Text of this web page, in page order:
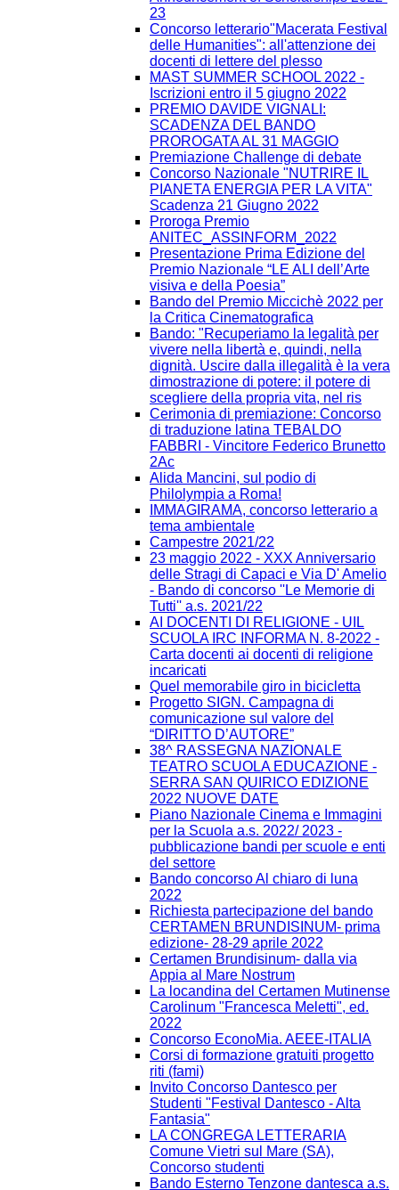
23
Concorso letterario"Macerata Festival
delle Humanities": all'attenzione dei
docenti di lettere del plesso
MAST SUMMER SCHOOL 2022 -
Iscrizioni entro il 5 giugno 2022
PREMIO DAVIDE VIGNALI:
SCADENZA DEL BANDO
PROROGATA AL 31 MAGGIO
Premiazione Challenge di debate
Concorso Nazionale "NUTRIRE IL
PIANETA ENERGIA PER LA VITA"
Scadenza 21 Giugno 2022
Proroga Premio
ANITEC_ASSINFORM_2022
Presentazione Prima Edizione del
Premio Nazionale “LE ALI dell’Arte
visiva e della Poesia”
Bando del Premio Miccichè 2022 per
la Critica Cinematografica
Bando: "Recuperiamo la legalità per
vivere nella libertà e, quindi, nella
dignità. Uscire dalla illegalità è la vera
dimostrazione di potere: il potere di
scegliere della propria vita, nel ris
Cerimonia di premiazione: Concorso
di traduzione latina TEBALDO
FABBRI - Vincitore Federico Brunetto
2Ac
Alida Mancini, sul podio di
Philolympia a Roma!
IMMAGIRAMA, concorso letterario a
tema ambientale
Campestre 2021/22
23 maggio 2022 - XXX Anniversario
delle Stragi di Capaci e Via D' Amelio
- Bando di concorso ''Le Memorie di
Tutti'' a.s. 2021/22
AI DOCENTI DI RELIGIONE - UIL
SCUOLA IRC INFORMA N. 8-2022 -
Carta docenti ai docenti di religione
incaricati
Quel memorabile giro in bicicletta
Progetto SIGN. Campagna di
comunicazione sul valore del
“DIRITTO D’AUTORE”
38^ RASSEGNA NAZIONALE
TEATRO SCUOLA EDUCAZIONE -
SERRA SAN QUIRICO EDIZIONE
2022 NUOVE DATE
Piano Nazionale Cinema e Immagini
per la Scuola a.s. 2022/ 2023 -
pubblicazione bandi per scuole e enti
del settore
Bando concorso Al chiaro di luna
2022
Richiesta partecipazione del bando
CERTAMEN BRUNDISINUM- prima
edizione- 28-29 aprile 2022
Certamen Brundisinum- dalla via
Appia al Mare Nostrum
La locandina del Certamen Mutinense
Carolinum "Francesca Meletti", ed.
2022
Concorso EconoMia. AEEE-ITALIA
Corsi di formazione gratuiti progetto
riti (fami)
Invito Concorso Dantesco per
Studenti "Festival Dantesco - Alta
Fantasia"
LA CONGREGA LETTERARIA
Comune Vietri sul Mare (SA),
Concorso studenti
Bando Esterno Tenzone dantesca a.s.